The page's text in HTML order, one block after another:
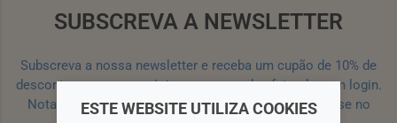
SUBSCREVA A NEWSLETTER
Subscreva a nossa newsletter e receba um cupão de 10% de
desconto para a sua próxima encomenda efetuada com login.
Nota: Para receber o cupão deverá primeiro registar-se no
ESTE WEBSITE UTILIZA COOKIES